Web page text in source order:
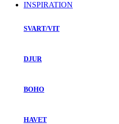
INSPIRATION
SVART/VIT
DJUR
BOHO
HAVET